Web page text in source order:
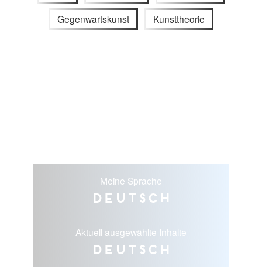
Gegenwartskunst Kunsttheorie
Meine Sprache
Deutsch
Aktuell ausgewählte Inhalte
Deutsch